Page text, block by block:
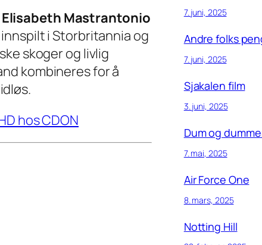
Elisabeth Mastrantonio
i Storbritannia og
skoger og livlig
kombineres for å
hos CDON
7. juni, 2025
Andre folks
7. juni, 2025
Sjakalen film
3. juni, 2025
Dum og
7. mai, 2025
Air Force One
8. mars, 2025
Notting Hill